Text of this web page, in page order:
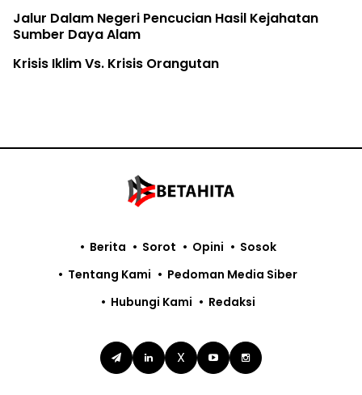
Jalur Dalam Negeri Pencucian Hasil Kejahatan
Sumber Daya Alam
Krisis Iklim Vs. Krisis Orangutan
X
Berita Sorot Opini
Sosok
Tentang Kami
Pedoman Media Siber
Hubungi Kami
Redaksi